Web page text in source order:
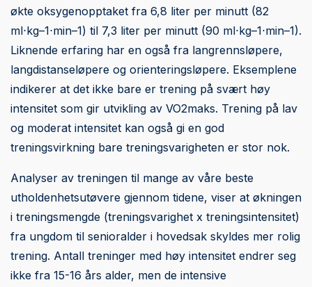
økte oksygenopptaket fra 6,8 liter per minutt (82
ml⋅kg–1⋅min–1) til 7,3 liter per minutt (90 ml⋅kg–1⋅min–1).
Liknende erfaring har en også fra langrennsløpere,
langdistanseløpere og orienteringsløpere. Eksemplene
indikerer at det ikke bare er trening på svært høy
intensitet som gir utvikling av VO2maks. Trening på lav
og moderat intensitet kan også gi en god
treningsvirkning bare treningsvarigheten er stor nok.
Analyser av treningen til mange av våre beste
utholdenhetsutøvere gjennom tidene, viser at økningen
i treningsmengde (treningsvarighet x treningsintensitet)
fra ungdom til senioralder i hovedsak skyldes mer rolig
trening. Antall treninger med høy intensitet endrer seg
ikke fra 15-16 års alder, men de intensive